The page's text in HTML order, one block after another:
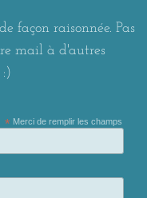
façon raisonnée. Pas
mail à d'autres
*Merci de remplir les champs